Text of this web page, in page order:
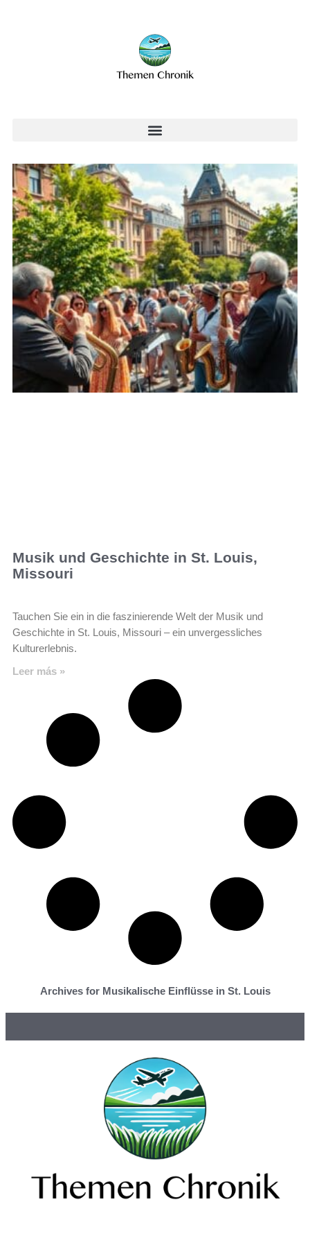
Musik und Geschichte in St. Louis,
Missouri
Tauchen Sie ein in die faszinierende Welt der Musik und
Geschichte in St. Louis, Missouri – ein unvergessliches
Kulturerlebnis.
Leer más »
Archives for Musikalische Einflüsse in St. Louis